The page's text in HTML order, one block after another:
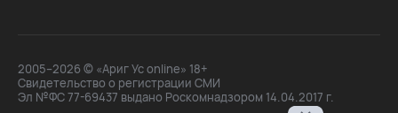
2005–2026 © «Ариг Ус online» 18+
Свидетельство о регистрации СМИ
Эл №ФС 77-69437 выдано Роскомнадзором 14.04.2017 г.